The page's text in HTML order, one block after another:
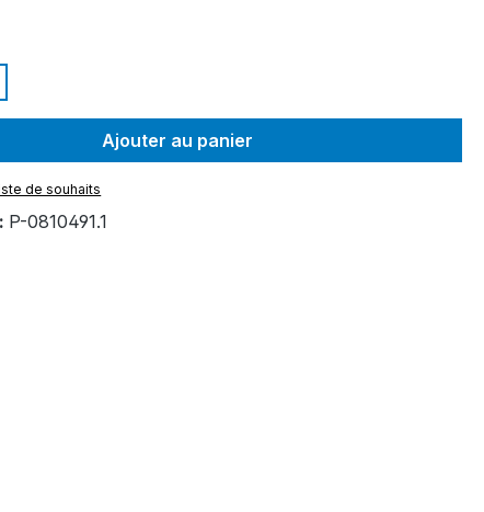
Ajouter au panier
de souhaits
P-0810491.1